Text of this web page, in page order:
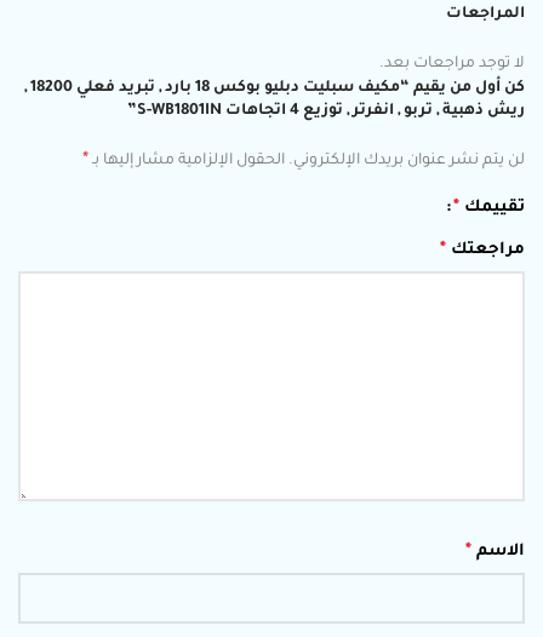
المراجعات
لا توجد مراجعات بعد.
كن أول من يقيم “مكيف سبليت دبليو بوكس 18 بارد , تبريد فعلي 18200 ,
ريش ذهبية , تربو , انفرتر , توزيع 4 اتجاهات S-WB1801IN”
لن يتم نشر عنوان بريدك الإلكتروني. الحقول الإلزامية مشار إليها بـ *
تقييمك *
مراجعتك *
الاسم *